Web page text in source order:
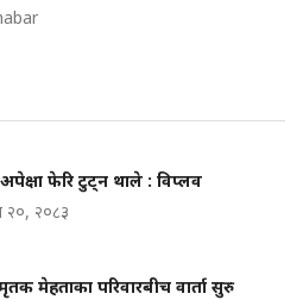
फेरि टुट्न थाले : विप्लव
२०, २०८३
मेहताका परिवारबीच वार्ता सुरु